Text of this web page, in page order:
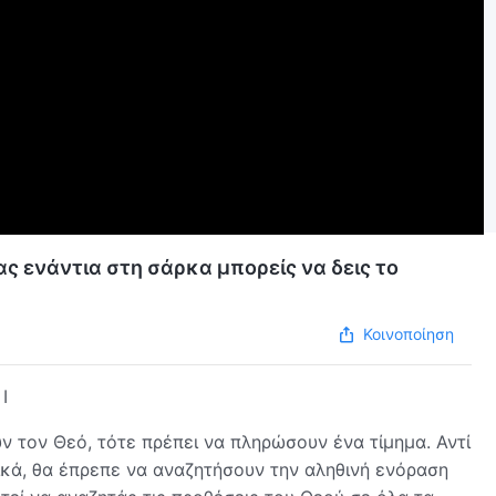
ενάντια στη σάρκα μπορείς να δεις το
Κοινοποίηση
I
τον Θεό, τότε πρέπει να πληρώσουν ένα τίμημα. Αντί
θα έπρεπε να αναζητήσουν την αληθινή ενόραση